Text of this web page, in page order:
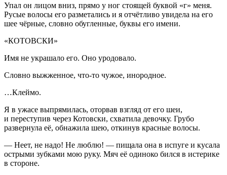
Упал он лицом вниз, прямо у ног стоящей буквой «г» меня.
Русые волосы его разметались и я отчётливо увидела на его
шее чёрные, словно обугленные, буквы его имени.
«КОТОВСКИ»
Имя не украшало его. Оно уродовало.
Словно выжженное, что-то чужое, инородное.
…Клеймо.
Я в ужасе выпрямилась, оторвав взгляд от его шеи,
и переступив через Котовски, схватила девочку. Грубо
развернула её, обнажила шею, откинув красные волосы.
— Неет, не надо! Не люблю! — пищала она в испуге и кусала
острыми зубками мою руку. Мяч её одиноко бился в истерике
в стороне.